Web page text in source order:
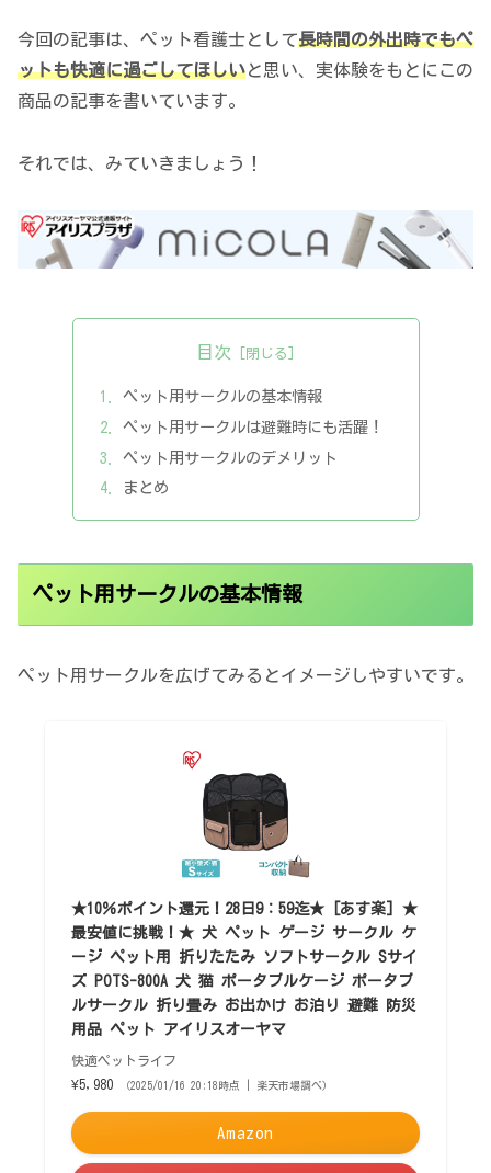
今回の記事は、ペット看護士として長時間の外出時でもペ
ットも快適に過ごしてほしいと思い、実体験をもとにこの
商品の記事を書いています。
それでは、みていきましょう！
目次
ペット用サークルの基本情報
ペット用サークルは避難時にも活躍！
ペット用サークルのデメリット
まとめ
ペット用サークルの基本情報
ペット用サークルを広げてみるとイメージしやすいです。
★10％ポイント還元！28日9：59迄★ [あす楽] ★
最安値に挑戦！★ 犬 ペット ゲージ サークル ケ
ージ ペット用 折りたたみ ソフトサークル Sサイ
ズ POTS-800A 犬 猫 ポータブルケージ ポータブ
ルサークル 折り畳み お出かけ お泊り 避難 防災
用品 ペット アイリスオーヤマ
快適ペットライフ
¥5,980
（2025/01/16 20:18時点 | 楽天市場調べ）
Amazon